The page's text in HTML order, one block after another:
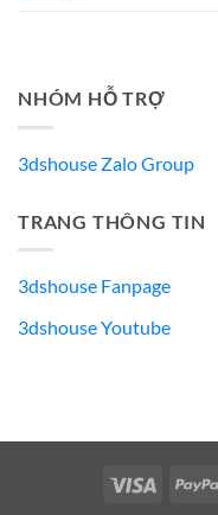
NHÓM HỖ TRỢ
3dshouse Zalo Group
TRANG THÔNG TIN
3dshouse Fanpage
3dshouse Youtube
Visa